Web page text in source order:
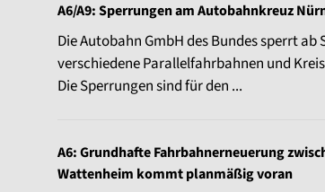
A6/A9: Sperrungen am Autobahnkreuz
Die Autobahn GmbH des Bundes sperrt ab
verschiedene Parallelfahrbahnen und
Die Sperrungen sind für den ...
A6: Grundhafte Fahrbahnerneuerung
Wattenheim kommt planmäßig voran